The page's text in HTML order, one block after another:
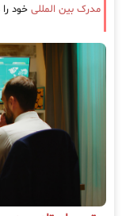
مدرک بین المللی خود